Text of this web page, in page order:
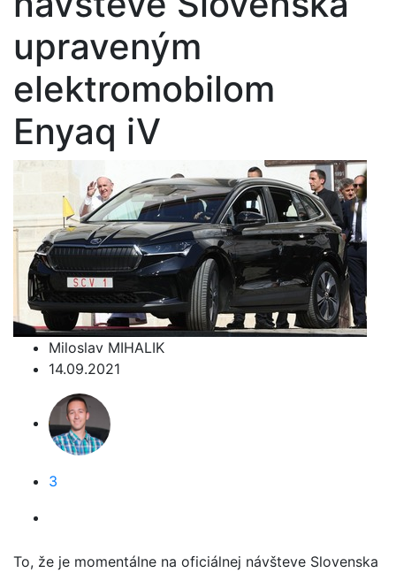
upraveným
elektromobilom
Enyaq iV
Miloslav MIHALIK
14.09.2021
3
To, že je momentálne na oficiálnej návšteve Slovenska